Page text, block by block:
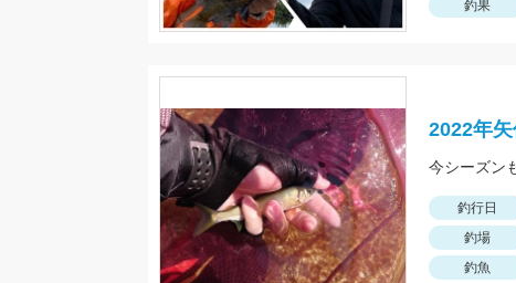
釣果
2022年矢
今シーズン
釣行日
釣場
釣魚